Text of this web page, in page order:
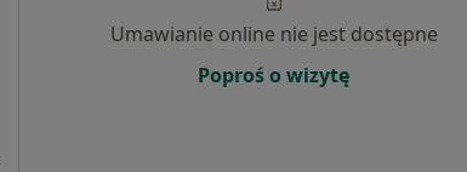
Umawianie online nie jest dostępne
Poproś o wizytę